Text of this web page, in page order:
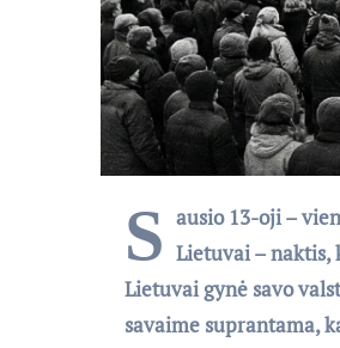
S ausio 13-oji –
Lietuvai – naktis,
Lietuvai gynė savo
savaime suprantama,